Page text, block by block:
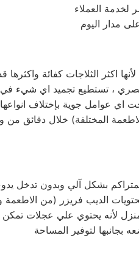
مدار اليوم
اي عوامل جوية بإختلاف
المختلفة) خلال دقائق من
الديب فريزر (من الاطعمة
لأنه يحتوي علي عجلات